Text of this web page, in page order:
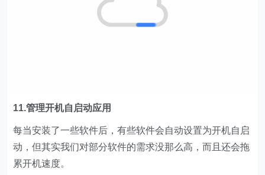
11.管理开机自启动应用
每当安装了一些软件后，有些软件会自动设置为开机自启
动，但其实我们对部分软件的需求没那么高，而且还会拖
累开机速度。